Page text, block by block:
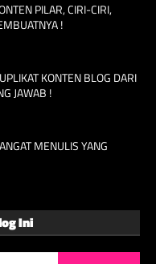
PILAR, CIRI-CIRI,
!
KONTEN BLOG DARI
JAWAB !
MENULIS YANG
Ini